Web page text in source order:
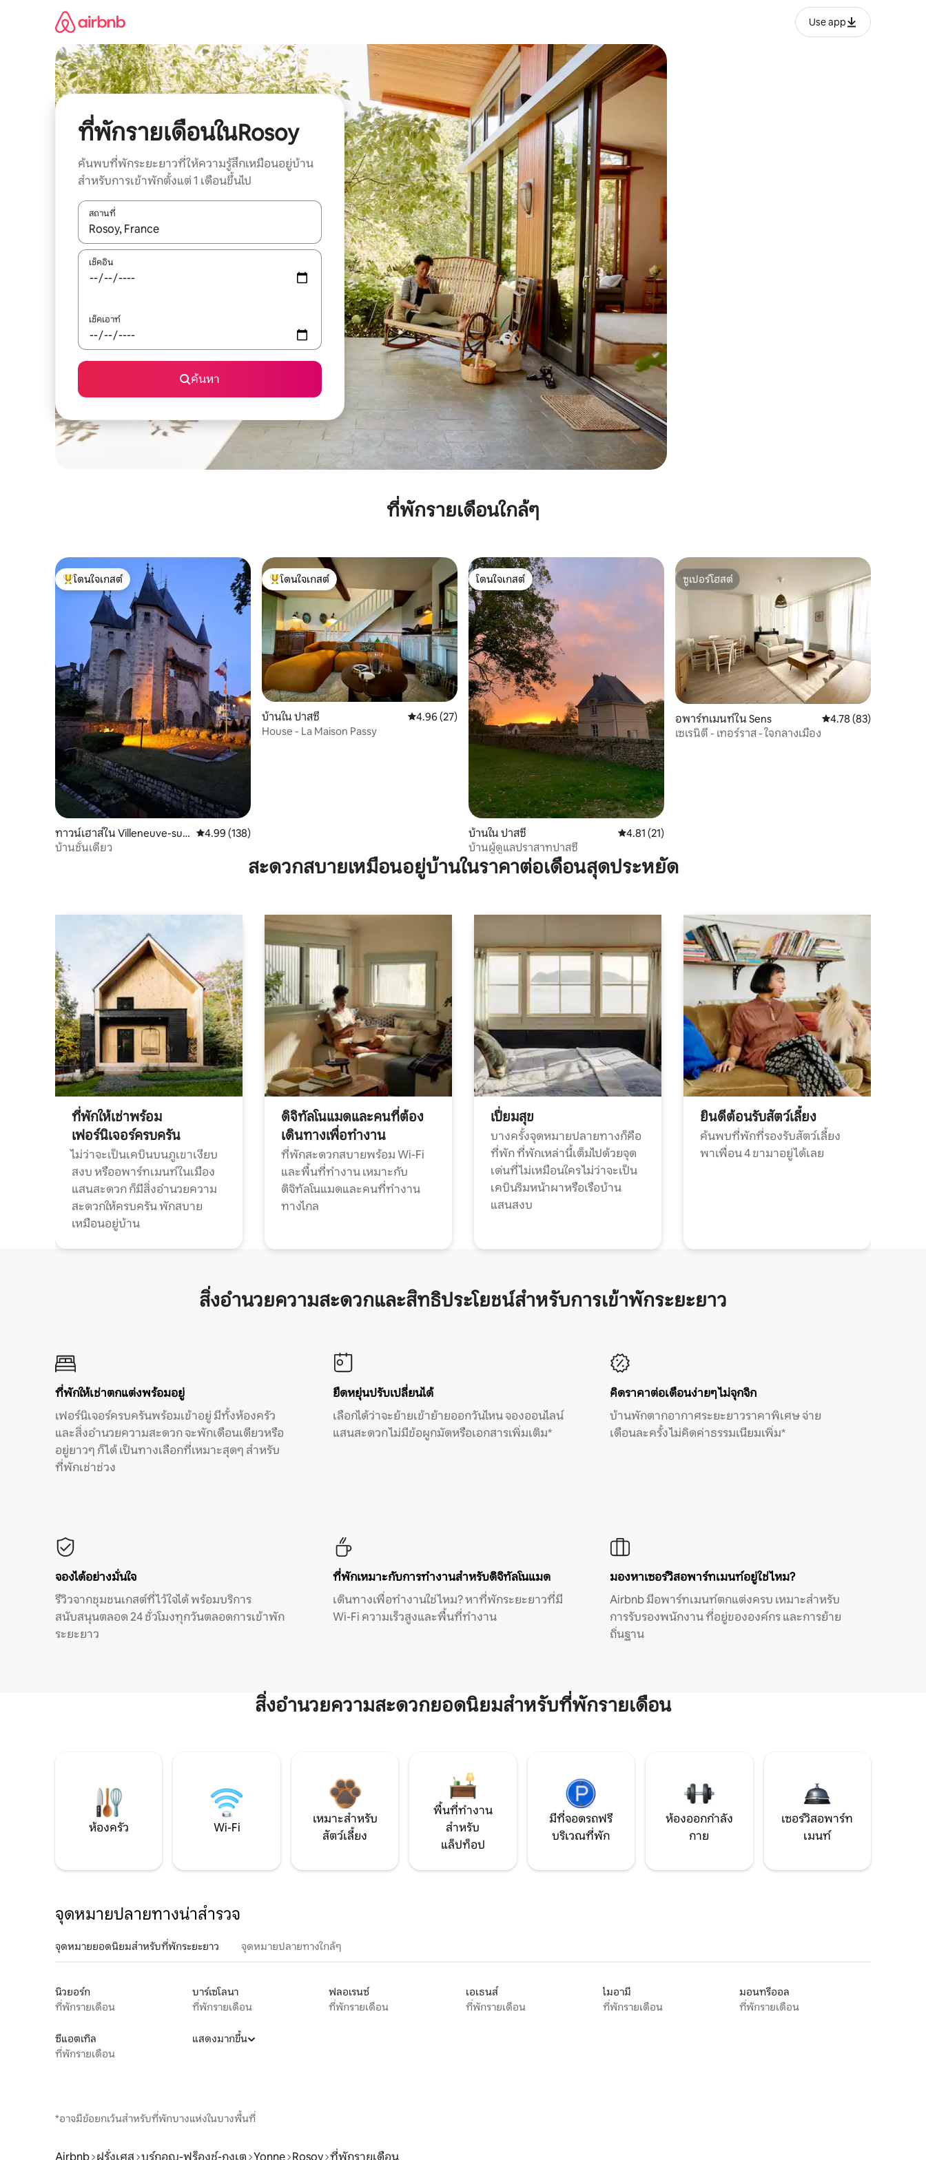
Use app
ที่พักรายเดือนในRosoy
ค้นพบที่พักระยะยาวที่ให้ความรู้สึกเหมือนอยู่บ้าน
สำหรับการเข้าพักตั้งแต่ 1 เดือนขึ้นไป
สถานที่
ใช้ลูกศรขึ้นลง หรือใช้การสัมผัสหรือปัด เพื่อสำรวจผลการค้นหา
เช็คอิน
เช็คเอาท์
ค้นหา
ที่พักรายเดือนใกล้ๆ
โดนใจเกสต์ที่สุด
โดนใจเกสต์
ทาวน์เฮาส์ใน Villeneuve-sur-
Yonne
คะแนนเฉลี่ย 4.99 จาก 5, 138 รีวิว
4.99 (138)
บ้านชั้นเดียว
โดนใจเกสต์ที่สุด
โดนใจเกสต์
บ้านใน ปาสซี คะแนนเฉลี่ย 4.96 จาก 5, 27 รีวิว
4.96 (27)
House - La Maison Passy
โดนใจเกสต์
โดนใจเกสต์
บ้านใน ปาสซี คะแนนเฉลี่ย 4.81 จาก 5, 21 รีวิว
4.81 (21)
บ้านผู้ดูแลปราสาทปาสซี
ซูเปอร์โฮสต์
ซูเปอร์โฮสต์
อพาร์ทเมนท์ใน Sens คะแนนเฉลี่ย 4.78 จาก
4.78 (83)
เซเรนิตี้ - เทอร์ราส - ใจกลางเมือง
สะดวกสบายเหมือนอยู่บ้านในราคาต่อเดือนสุดประหยัด
ที่พักให้เช่าพร้อม
เฟอร์นิเจอร์ครบครัน
ไม่ว่าจะเป็นเคบินบนภูเขาเงียบ
สงบ หรืออพาร์ทเมนท์ในเมือง
แสนสะดวก ก็มีสิ่งอำนวยความ
สะดวกให้ครบครัน พักสบาย
เหมือนอยู่บ้าน
ดิจิทัลโนแมดและคนที่ต้อง
เดินทางเพื่อทำงาน
ที่พักสะดวกสบายพร้อม Wi-Fi
และพื้นที่ทำงาน เหมาะกับ
ดิจิทัลโนแมดและคนที่ทำงาน
ทางไกล
เปี่ยมสุข
บางครั้งจุดหมายปลายทางก็คือ
ที่พัก ที่พักเหล่านี้เต็มไปด้วยจุด
เด่นที่ไม่เหมือนใคร ไม่ว่าจะเป็น
เคบินริมหน้าผาหรือเรือบ้าน
แสนสงบ
ยินดีต้อนรับสัตว์เลี้ยง
ค้นพบที่พักที่รองรับสัตว์เลี้ยง
พาเพื่อน 4 ขามาอยู่ได้เลย
สิ่งอำนวยความสะดวกและสิทธิประโยชน์สำหรับการเข้าพักระยะยาว
ที่พักให้เช่าตกแต่งพร้อมอยู่
เฟอร์นิเจอร์ครบครันพร้อมเข้าอยู่ มีทั้งห้องครัว
และสิ่งอำนวยความสะดวก จะพักเดือนเดียวหรือ
อยู่ยาวๆ ก็ได้ เป็นทางเลือกที่เหมาะสุดๆ สำหรับ
ที่พักเช่าช่วง
ยืดหยุ่นปรับเปลี่ยนได้
เลือกได้ว่าจะย้ายเข้าย้ายออกวันไหน จองออนไลน์
แสนสะดวก ไม่มีข้อผูกมัดหรือเอกสารเพิ่มเติม*
คิดราคาต่อเดือนง่ายๆ ไม่จุกจิก
บ้านพักตากอากาศระยะยาวราคาพิเศษ จ่าย
เดือนละครั้ง ไม่คิดค่าธรรมเนียมเพิ่ม*
จองได้อย่างมั่นใจ
รีวิวจากชุมชนเกสต์ที่ไว้ใจได้ พร้อมบริการ
สนับสนุนตลอด 24 ชั่วโมงทุกวันตลอดการเข้าพัก
ระยะยาว
ที่พักเหมาะกับการทำงานสำหรับดิจิทัลโนแมด
เดินทางเพื่อทำงานใช่ไหม? หาที่พักระยะยาวที่มี
Wi-Fi ความเร็วสูงและพื้นที่ทำงาน
มองหาเซอร์วิสอพาร์ทเมนท์อยู่ใช่ไหม?
Airbnb มีอพาร์ทเมนท์ตกแต่งครบ เหมาะสำหรับ
การรับรองพนักงาน ที่อยู่ขององค์กร และการย้าย
ถิ่นฐาน
สิ่งอำนวยความสะดวกยอดนิยมสำหรับที่พักรายเดือน
ห้องครัว Wi-Fi
เหมาะสำหรับ
สัตว์เลี้ยง
พื้นที่ทำงาน
สำหรับ
แล็ปท็อป
มีที่จอดรถฟรี
บริเวณที่พัก
ห้องออกกำลัง
กาย
เซอร์วิสอพาร์ท
เมนท์
จุดหมายปลายทางน่าสำรวจ
จุดหมายยอดนิยมสำหรับที่พักระยะยาว จุดหมายปลายทางใกล้ๆ
นิวยอร์ก
ที่พักรายเดือน
บาร์เซโลนา
ที่พักรายเดือน
ฟลอเรนซ์
ที่พักรายเดือน
เอเธนส์
ที่พักรายเดือน
ไมอามี
ที่พักรายเดือน
มอนทรีออล
ที่พักรายเดือน
ซีแอตเทิล
ที่พักรายเดือน
แสดงมากขึ้น
*อาจมีข้อยกเว้นสำหรับที่พักบางแห่งในบางพื้นที่
Airbnb